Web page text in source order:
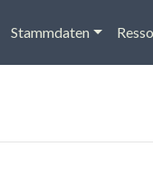
Stammdaten